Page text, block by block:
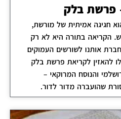
פרשת בלק
חגיגה אמיתית של מורשת,
הקריאה בתורה היא לא רק
אותנו לשורשים העמוקים
להאזין לקריאת פרשת בלק
והנוסח המרוקאי –
שהועברה מדור לדור.